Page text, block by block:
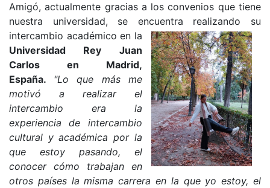
Amigó, actualmente gracias a los convenios que tiene
nuestra universidad, se encuentra realizando su
intercambio académico en la
Universidad Rey Juan
Carlos en Madrid,
España. "Lo que más me
motivó a realizar el
intercambio era la
experiencia de intercambio
cultural y académica por la
que estoy pasando, el
conocer cómo trabajan en
otros países la misma carrera en la que yo estoy, el